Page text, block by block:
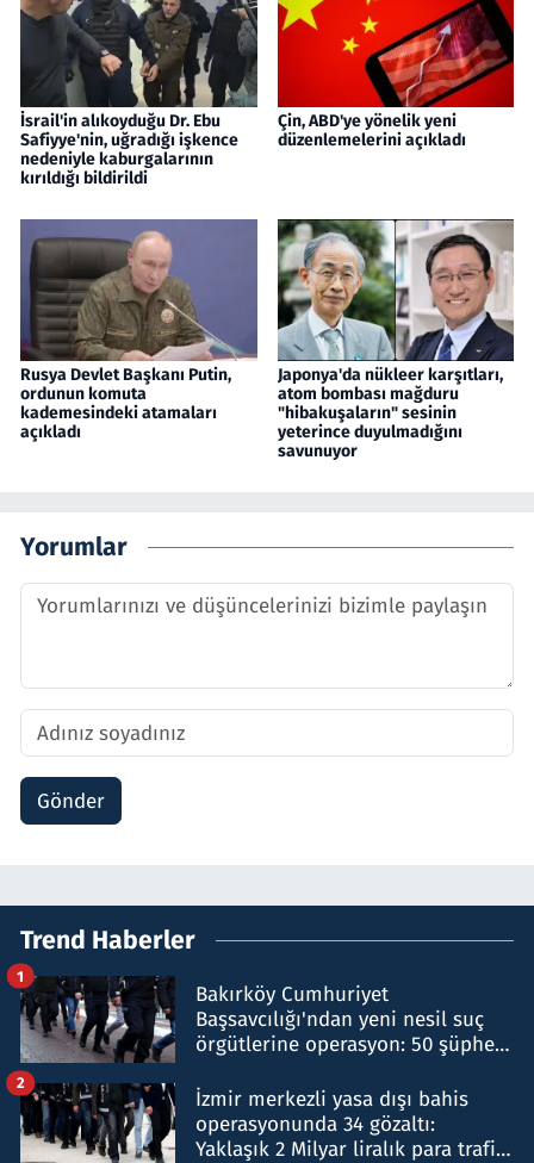
İsrail'in alıkoyduğu Dr. Ebu
Safiyye'nin, uğradığı işkence
nedeniyle kaburgalarının
kırıldığı bildirildi
Çin, ABD'ye yönelik yeni
düzenlemelerini açıkladı
Rusya Devlet Başkanı Putin,
ordunun komuta
kademesindeki atamaları
açıkladı
Japonya'da nükleer karşıtları,
atom bombası mağduru
"hibakuşaların" sesinin
yeterince duyulmadığını
savunuyor
Yorumlar
Gönder
Trend Haberler
Bakırköy Cumhuriyet
Başsavcılığı'ndan yeni nesil suç
örgütlerine operasyon: 50 şüpheli
1
İzmir merkezli yasa dışı bahis
operasyonunda 34 gözaltı:
Yaklaşık 2 Milyar liralık para trafiği
2